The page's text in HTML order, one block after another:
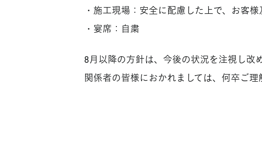
・施工現場：安全に配慮した上で、お客
・宴席：自粛
8月以降の方針は、今後の状況を注視し改
関係者の皆様におかれましては、何卒ご理